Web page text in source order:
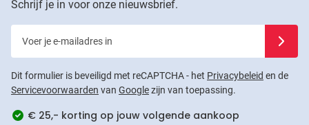
Schrijf je in voor onze nieuwsbrief.
Dit formulier is beveiligd met reCAPTCHA - het Privacybeleid en de
Servicevoorwaarden van Googlezijn van toepassing.
€ 25,- korting op jouw volgende aankoop